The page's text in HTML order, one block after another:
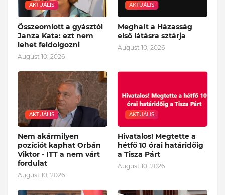
AKTUÁLIS
Összeomlott a gyásztól
Janza Kata: ezt nem
lehet feldolgozni
August 10, 2026
AKTUÁLIS
Meghalt a Házasság
első látásra sztárja
August 10, 2026
AKTUÁLIS
Nem akármilyen
pozíciót kaphat Orbán
Viktor - ITT a nem várt
fordulat
August 10, 2026
AKTUÁLIS
Hivatalos! Megtette a
hétfő 10 órai határidőig
a Tisza Párt
August 10, 2026